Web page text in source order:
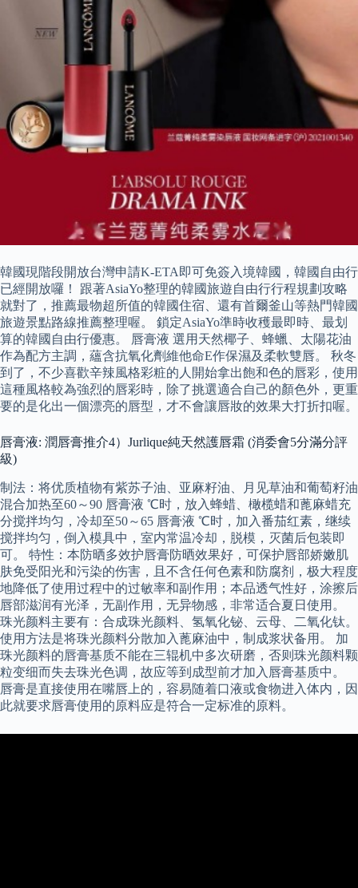
韓國現階段開放台灣申請K-ETA即可免簽入境韓國，韓國自由行
已經開放囉！ 跟著AsiaYo整理的韓國旅遊自由行行程規劃攻略
就對了，推薦最物超所值的韓國住宿、還有首爾釜山等熱門韓國
旅遊景點路線推薦整理喔。 鎖定AsiaYo準時收穫最即時、最划
算的韓國自由行優惠。 唇膏液 選用天然椰子、蜂蠟、太陽花油
作為配方主調，蘊含抗氧化劑維他命E作保濕及柔軟雙唇。 秋冬
到了，不少喜歡辛辣風格彩粧的人開始拿出飽和色的唇彩，使用
這種風格較為強烈的唇彩時，除了挑選適合自己的顏色外，更重
要的是化出一個漂亮的唇型，才不會讓唇妝的效果大打折扣喔。
唇膏液: 潤唇膏推介4）Jurlique純天然護唇霜 (消委會5分滿分評
級)
制法：将优质植物有紫苏子油、亚麻籽油、月见草油和葡萄籽油
混合加热至60～90 唇膏液 ℃时，放入蜂蜡、橄榄蜡和蓖麻蜡充
分搅拌均匀，冷却至50～65 唇膏液 ℃时，加入番茄红素，继续
搅拌均匀，倒入模具中，室内常温冷却，脱模，灭菌后包装即
可。 特性：本防晒多效护唇膏防晒效果好，可保护唇部娇嫩肌
肤免受阳光和污染的伤害，且不含任何色素和防腐剂，极大程度
地降低了使用过程中的过敏率和副作用；本品透气性好，涂擦后
唇部滋润有光泽，无副作用，无异物感，非常适合夏日使用。
珠光颜料主要有：合成珠光颜料、氢氧化铋、云母、二氧化钛。
使用方法是将珠光颜料分散加入蓖麻油中，制成浆状备用。 加
珠光颜料的唇膏基质不能在三辊机中多次研磨，否则珠光颜料颗
粒变细而失去珠光色调，故应等到成型前才加入唇膏基质中。
唇膏是直接使用在嘴唇上的，容易随着口液或食物进入体内，因
此就要求唇膏使用的原料应是符合一定标准的原料。